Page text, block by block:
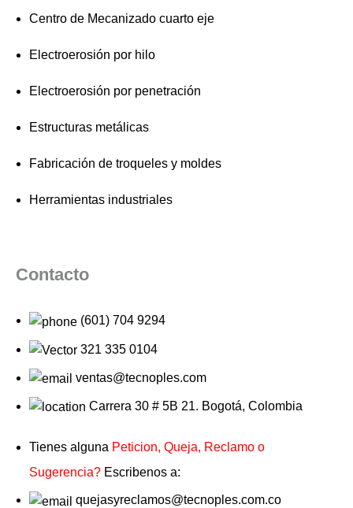
Centro de Mecanizado cuarto eje
Electroerosión por hilo
Electroerosión por penetración
Estructuras metálicas
Fabricación de troqueles y moldes
Herramientas industriales
Contacto
(601) 704 9294
321 335 0104
ventas@tecnoples.com
Carrera 30 # 5B 21. Bogotá, Colombia
Tienes alguna Peticion, Queja, Reclamo o
Sugerencia? Escribenos a:
quejasyreclamos@tecnoples.com.co